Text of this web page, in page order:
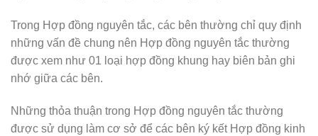
Trong Hợp đồng nguyên tắc, các bên thường chỉ quy định
những vấn đề chung nên Hợp đồng nguyên tắc thường
được xem như 01 loại hợp đồng khung hay biên bản ghi
nhớ giữa các bên.
Những thỏa thuận trong Hợp đồng nguyên tắc thường
được sử dụng làm cơ sở để các bên ký kết Hợp đồng kinh